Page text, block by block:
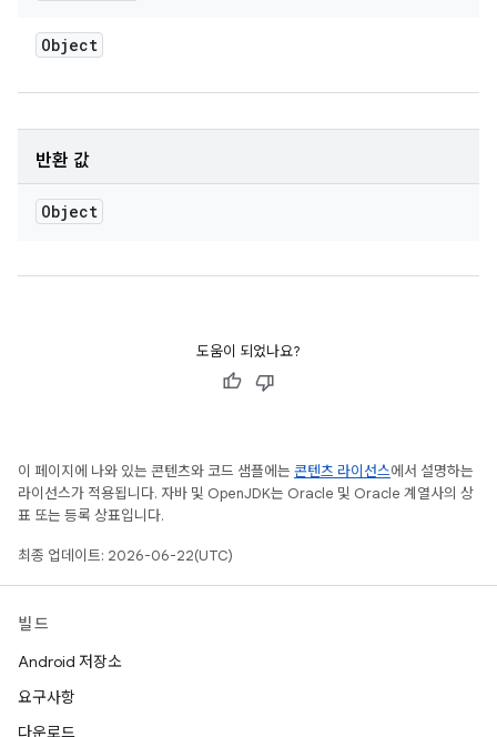
Object
반환 값
Object
도움이 되었나요?
이 페이지에 나와 있는 콘텐츠와 코드 샘플에는 콘텐츠 라이선스에서 설명하는
라이선스가 적용됩니다. 자바 및 OpenJDK는 Oracle 및 Oracle 계열사의 상
표 또는 등록 상표입니다.
최종 업데이트: 2026-06-22(UTC)
빌드
Android 저장소
요구사항
다운로드